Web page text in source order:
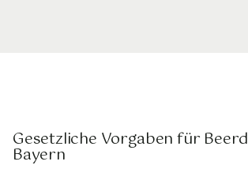
Gesetzliche Vorgaben für
Bayern